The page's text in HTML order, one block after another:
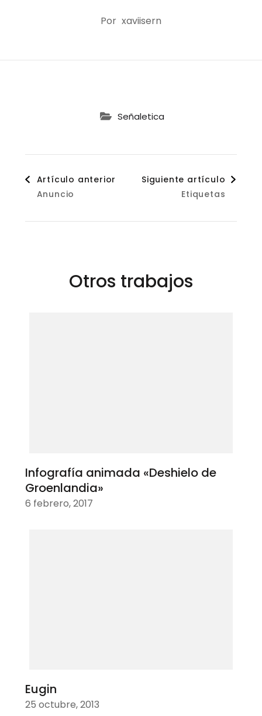
Por xaviisern
Señaletica
Navegación
de
Artículo anterior
Anuncio
Siguiente artículo
Etiquetas
Otros trabajos
Infografía animada «Deshielo de
Groenlandia»
6 febrero, 2017
Eugin
25 octubre, 2013